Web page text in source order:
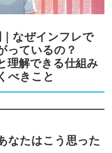
なぜインフレで
っているの？
理解できる仕組み
べきこと
なたはこう思った